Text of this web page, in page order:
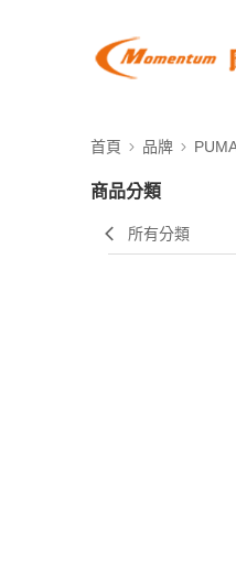
首頁 品牌
商品分類
所有分類